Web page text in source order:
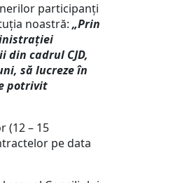
participanți
noastră: „Prin
cadrul CJD,
să lucreze în
potrivit
(12 – 15
pe data